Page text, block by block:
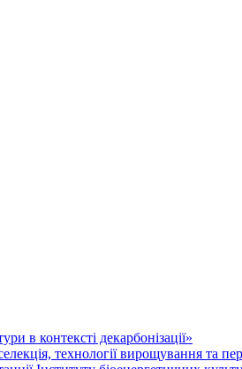
в контексті декарбонізації»
технології вирощування та